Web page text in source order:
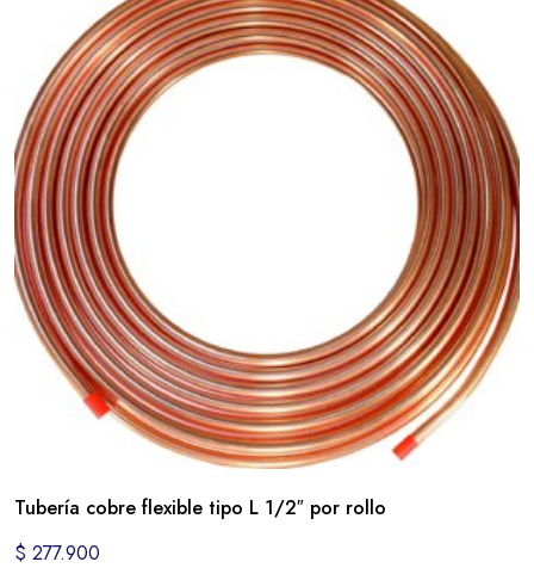
Tubería cobre flexible tipo L 1/2″ por rollo
$ 277.900